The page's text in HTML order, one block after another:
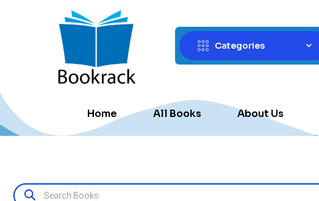
Categories
Home All Books About Us